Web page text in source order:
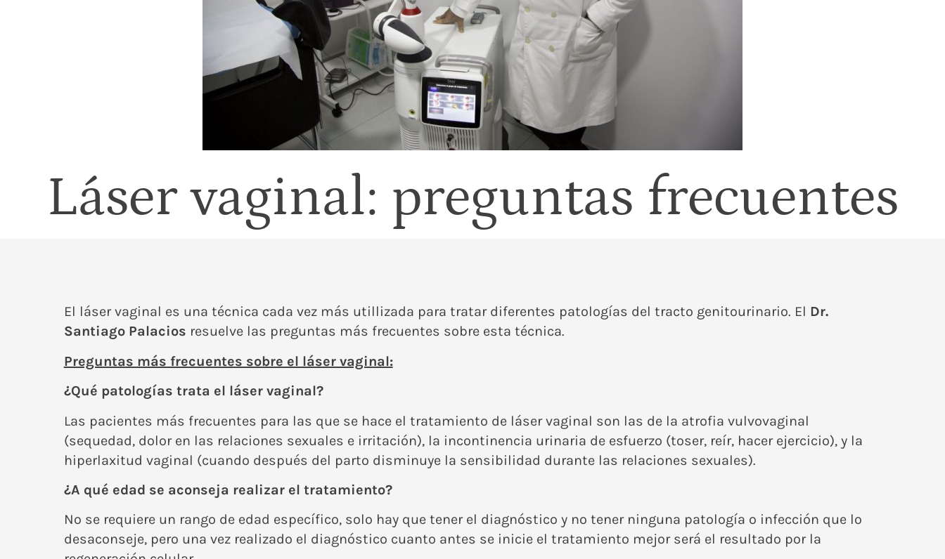
Láser vaginal: preguntas frecuentes
El láser vaginal es una técnica cada vez más utillizada para tratar diferentes patologías del tracto genitourinario. El Dr.
Santiago Palacios resuelve las preguntas más frecuentes sobre esta técnica.
Preguntas más frecuentes sobre el láser vaginal:
¿Qué patologías trata el láser vaginal?
Las pacientes más frecuentes para las que se hace el tratamiento de láser vaginal son las de la atrofia vulvovaginal
(sequedad, dolor en las relaciones sexuales e irritación), la incontinencia urinaria de esfuerzo (toser, reír, hacer ejercicio), y la
hiperlaxitud vaginal (cuando después del parto disminuye la sensibilidad durante las relaciones sexuales).
¿A qué edad se aconseja realizar el tratamiento?
No se requiere un rango de edad específico, solo hay que tener el diagnóstico y no tener ninguna patología o infección que lo
desaconseje, pero una vez realizado el diagnóstico cuanto antes se inicie el tratamiento mejor será el resultado por la